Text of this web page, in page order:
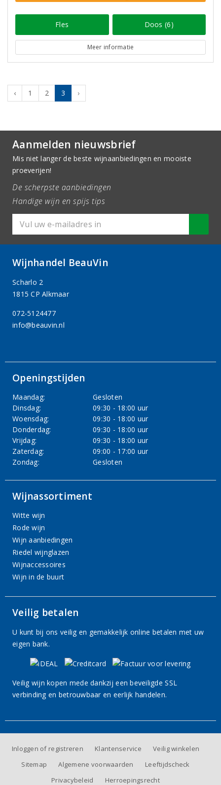
Fles Doos (6)
Meer informatie
‹ 1 2 3 ›
Aanmelden nieuwsbrief
Mis niet langer de beste wijnaanbiedingen en mooiste
proeverijen!
De scherpste aanbiedingen
Handige wijn en spijs tips
Wijnhandel BeauVin
Scharlo 2
1815 CP Alkmaar
072-5124477
info@beauvin.nl
Openingstijden
Maandag:
Gesloten
Dinsdag:
09:30 - 18:00 uur
Woensdag:
09:30 - 18:00 uur
Donderdag:
09:30 - 18:00 uur
Vrijdag:
09:30 - 18:00 uur
Zaterdag:
09:00 - 17:00 uur
Zondag:
Gesloten
Wijnassortiment
Witte wijn
Rode wijn
Wijn aanbiedingen
Riedel wijnglazen
Wijnaccessoires
Wijn in de buurt
Veilig betalen
U kunt bij ons veilig en gemakkelijk online betalen met uw
eigen bank.
Veilig wijn kopen mede dankzij een beveiligde SSL
verbinding en betrouwbaar en eerlijk handelen.
Inloggen of registreren Klantenservice
Veilig winkelen
Sitemap
Algemene voorwaarden
Leeftijdscheck
Privacybeleid
Herroepingsrecht